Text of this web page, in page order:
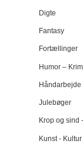
Digte
Fantasy
Fortællinger
Humor –
Håndarbejde
Julebøger
Krop og sind
Kunst -